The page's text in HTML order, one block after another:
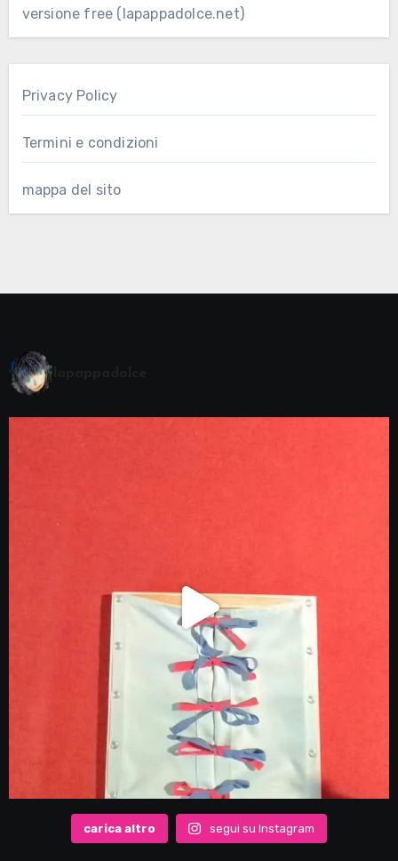
versione free (lapappadolce.net)
Privacy Policy
Termini e condizioni
mappa del sito
carica altro segui su Instagram